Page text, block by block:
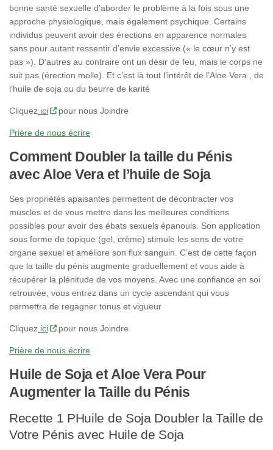
bonne santé sexuelle d’aborder le problème à la fois sous une
approche physiologique, mais également psychique. Certains
individus peuvent avoir des érections en apparence normales
sans pour autant ressentir d’envie excessive (« le cœur n’y est
pas »). D’autres au contraire ont un désir de feu, mais le corps ne
suit pas (érection molle). Et c’est là tout l’intérêt de l’Aloe Vera , de
l’huile de soja ou du beurre de karité
Cliquez ici pour nous Joindre
Prière de nous écrire
Comment Doubler la taille du Pénis
avec Aloe Vera et l’huile de Soja
Ses propriétés apaisantes permettent de décontracter vos
muscles et de vous mettre dans les meilleures conditions
possibles pour avoir des ébats sexuels épanouis. Son application
sous forme de topique (gel, crème) stimule les sens de votre
organe sexuel et améliore son flux sanguin. C’est de cette façon
que la taille du pénis augmente graduellement et vous aide à
récupérer la plénitude de vos moyens. Avec une confiance en soi
retrouvée, vous entrez dans un cycle ascendant qui vous
permettra de regagner tonus et vigueur
Cliquez ici pour nous Joindre
Prière de nous écrire
Huile de Soja et Aloe Vera Pour
Augmenter la Taille du Pénis
Recette 1 PHuile de Soja Doubler la Taille de
Votre Pénis avec Huile de Soja